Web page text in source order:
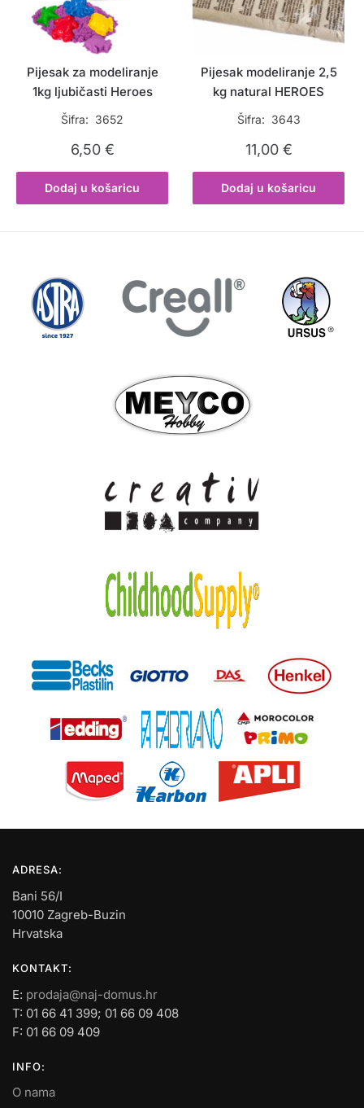
Pijesak za modeliranje
1kg ljubičasti Heroes
Šifra: 3652
6,50 €
Dodaj u košaricu
Pijesak modeliranje 2,5
kg natural HEROES
Šifra: 3643
11,00 €
Dodaj u košaricu
ADRESA:
Bani 56/I
10010 Zagreb-Buzin
Hrvatska
KONTAKT:
E: prodaja@naj-domus.hr
T: 01 66 41 399; 01 66 09 408
F: 01 66 09 409
INFO:
O nama